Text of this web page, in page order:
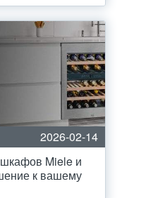
2026-02-14
Miele и
к вашему